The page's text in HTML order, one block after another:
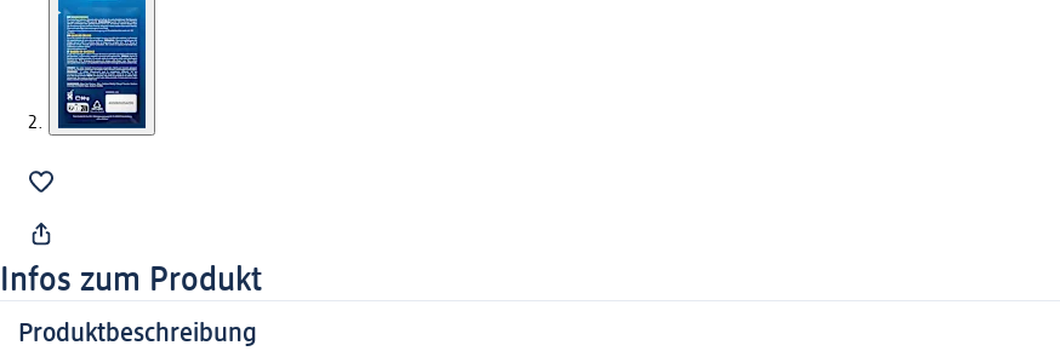
Infos zum Produkt
Produktbeschreibung